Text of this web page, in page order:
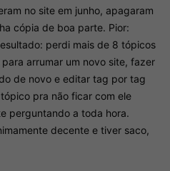
no site em junho, apagaram
cópia de boa parte. Pior:
perdi mais de 8 tópicos
arrumar um novo site, fazer
de novo e editar tag por tag
pra não ficar com ele
perguntando a toda hora.
decente e tiver saco,